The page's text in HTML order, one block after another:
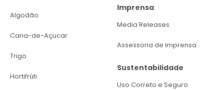
Algodão
Cana-de-Açucar
Trigo
Hortifrúti
Imprensa
Media Releases
Assessoria de imprensa
Sustentabilidade
Uso Correto e Seguro